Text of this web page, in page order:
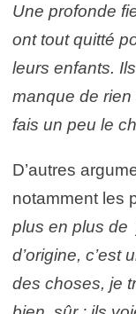
Une profonde
ont tout quitté
leurs enfants.
manque de rien
fais un peu le
D’autres
notamment les
plus en plus de
d’origine, c’est
des choses, je